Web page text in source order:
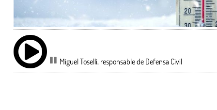
Miguel Toselli, responsable de Defensa Civil